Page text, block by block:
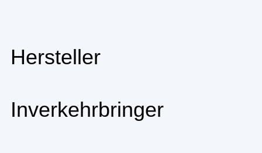
Hersteller
Inverkehrbringer